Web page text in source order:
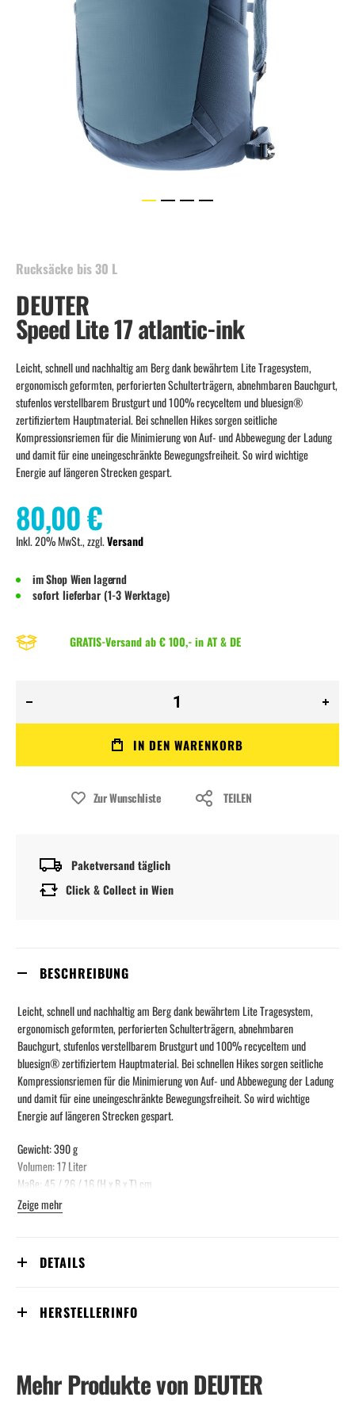
beginning
the
images
gallery
Rucksäcke bis 30 L
Speed Lite 17 atlantic-ink
DEUTER
Leicht, schnell und nachhaltig am Berg dank bewährtem Lite Tragesystem,
ergonomisch geformten, perforierten Schulterträgern, abnehmbaren Bauchgurt,
stufenlos verstellbarem Brustgurt und 100% recyceltem und bluesign®
zertifiziertem Hauptmaterial. Bei schnellen Hikes sorgen seitliche
Kompressionsriemen für die Minimierung von Auf- und Abbewegung der Ladung
und damit für eine uneingeschränkte Bewegungsfreiheit. So wird wichtige
Energie auf längeren Strecken gespart.
80,00 €
Inkl. 20% MwSt., zzgl.Versand
im Shop Wien lagernd
sofort lieferbar (1-3 Werktage)
GRATIS-Versand ab € 100,- in AT & DE
IN DEN WARENKORB
Zur Wunschliste TEILEN
Paketversand täglich
Click & Collect in Wien
BESCHREIBUNG
Leicht, schnell und nachhaltig am Berg dank bewährtem Lite Tragesystem,
ergonomisch geformten, perforierten Schulterträgern, abnehmbaren
Bauchgurt, stufenlos verstellbarem Brustgurt und 100% recyceltem und
bluesign® zertifiziertem Hauptmaterial. Bei schnellen Hikes sorgen seitliche
Kompressionsriemen für die Minimierung von Auf- und Abbewegung der Ladung
und damit für eine uneingeschränkte Bewegungsfreiheit. So wird wichtige
Energie auf längeren Strecken gespart.
Gewicht: 390 g
Volumen: 17 Liter
Maße: 45 / 26 / 16 (H x B x T) cm
Zuladungsempfehlung: 2 - 5 kg
Körpergröße: 158 - 195 cm
- Stufenlos verstellbarer Brustgurt
- Abnehmbarer Bauchgurt
- Lastübertragung auf die Hüftflossen durch beweglichen V-förmigen Rahmen
- Schlüsselclip
- Stretch-Innenfach zum Verstauen nasser Kleidung oder der Trinkblase
Zeige mehr
DETAILS
HERSTELLERINFO
Mehr Produkte von DEUTER